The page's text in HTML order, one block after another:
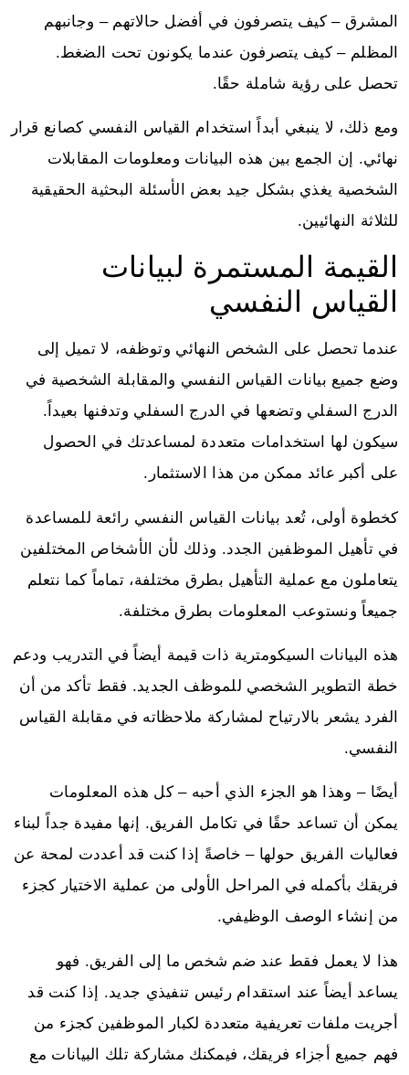
المشرق – كيف يتصرفون في أفضل حالاتهم – وجانبهم
المظلم – كيف يتصرفون عندما يكونون تحت الضغط.
تحصل على رؤية شاملة حقًا.
ومع ذلك، لا ينبغي أبداً استخدام القياس النفسي كصانع قرار
نهائي. إن الجمع بين هذه البيانات ومعلومات المقابلات
الشخصية يغذي بشكل جيد بعض الأسئلة البحثية الحقيقية
للثلاثة النهائيين.
القيمة المستمرة لبيانات
القياس النفسي
عندما تحصل على الشخص النهائي وتوظفه، لا تميل إلى
وضع جميع بيانات القياس النفسي والمقابلة الشخصية في
الدرج السفلي وتضعها في الدرج السفلي وتدفنها بعيداً.
سيكون لها استخدامات متعددة لمساعدتك في الحصول
على أكبر عائد ممكن من هذا الاستثمار.
كخطوة أولى، تُعد بيانات القياس النفسي رائعة للمساعدة
في تأهيل الموظفين الجدد. وذلك لأن الأشخاص المختلفين
يتعاملون مع عملية التأهيل بطرق مختلفة، تماماً كما نتعلم
جميعاً ونستوعب المعلومات بطرق مختلفة.
هذه البيانات السيكومترية ذات قيمة أيضاً في التدريب ودعم
خطة التطوير الشخصي للموظف الجديد. فقط تأكد من أن
الفرد يشعر بالارتياح لمشاركة ملاحظاته في مقابلة القياس
النفسي.
أيضًا – وهذا هو الجزء الذي أحبه – كل هذه المعلومات
يمكن أن تساعد حقًا في تكامل الفريق. إنها مفيدة جداً لبناء
فعاليات الفريق حولها – خاصةً إذا كنت قد أعددت لمحة عن
فريقك بأكمله في المراحل الأولى من عملية الاختيار كجزء
من إنشاء الوصف الوظيفي.
هذا لا يعمل فقط عند ضم شخص ما إلى الفريق. فهو
يساعد أيضاً عند استقدام رئيس تنفيذي جديد. إذا كنت قد
أجريت ملفات تعريفية متعددة لكبار الموظفين كجزء من
فهم جميع أجزاء فريقك، فيمكنك مشاركة تلك البيانات مع